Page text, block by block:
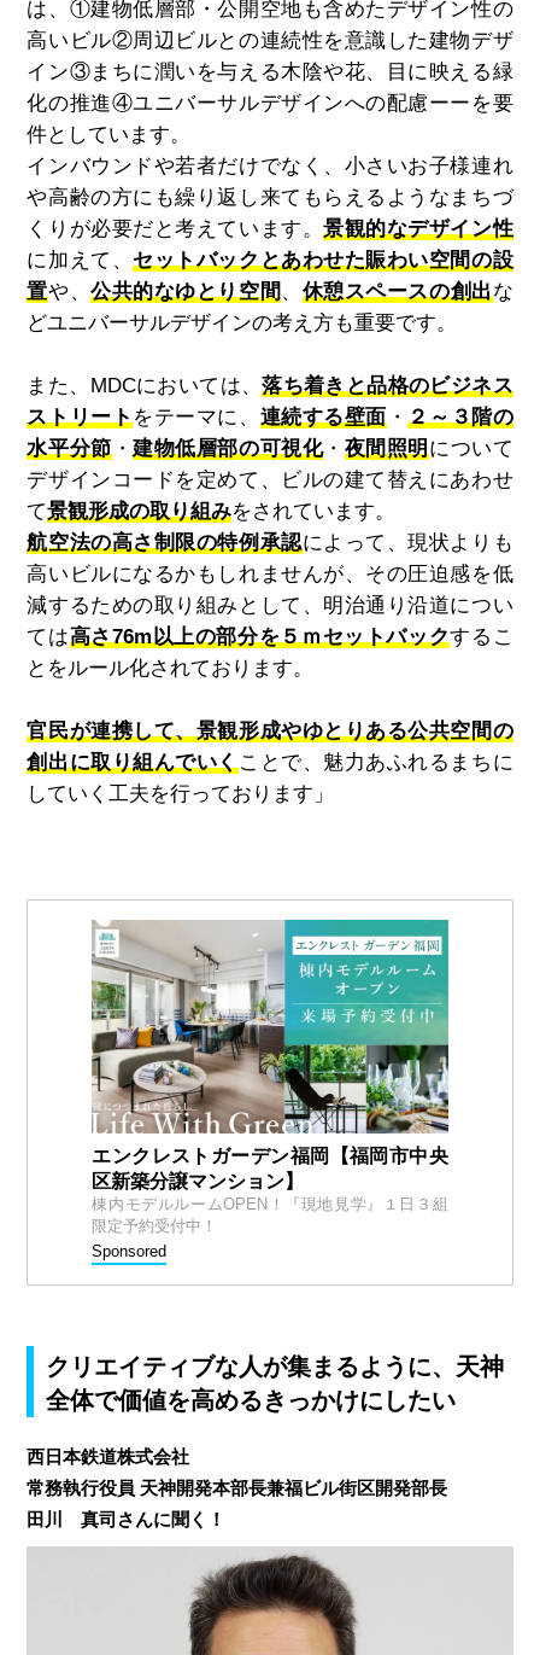
は、①建物低層部・公開空地も含めたデザイン性の
高いビル②周辺ビルとの連続性を意識した建物デザ
イン③まちに潤いを与える木陰や花、目に映える緑
化の推進④ユニバーサルデザインへの配慮ーーを要
件としています。
インバウンドや若者だけでなく、小さいお子様連れ
や高齢の方にも繰り返し来てもらえるようなまちづ
くりが必要だと考えています。景観的なデザイン性
に加えて、セットバックとあわせた賑わい空間の設
置や、公共的なゆとり空間、 休憩スペースの創出な
どユニバーサルデザインの考え方も重要です。
また、MDCにおいては、落ち着きと品格のビジネス
ストリートをテーマに、 連続する壁面・２～３階の
水平分節・建物低層部の可視化・ 夜間照明について
デザインコードを定めて、ビルの建て替えにあわせ
て景観形成の取り組みをされています。
航空法の高さ制限の特例承認によって、現状よりも
高いビルになるかもしれませんが、その圧迫感を低
減するための取り組みとして、明治通り沿道につい
ては高さ76m以上の部分を５ｍセットバックするこ
とをルール化されております。
官民が連携して、景観形成やゆとりある公共空間の
創出に取り組んでいくことで、魅力あふれるまちに
していく工夫を行っております」
エンクレストガーデン福岡【福岡市中央
区新築分譲マンション】
棟内モデルルームOPEN！『現地見学』１日３組
限定予約受付中！
Sponsored
クリエイティブな人が集まるように、天神
全体で価値を高めるきっかけにしたい
西日本鉄道株式会社
常務執行役員 天神開発本部長兼福ビル街区開発部長
田川 真司さんに聞く！